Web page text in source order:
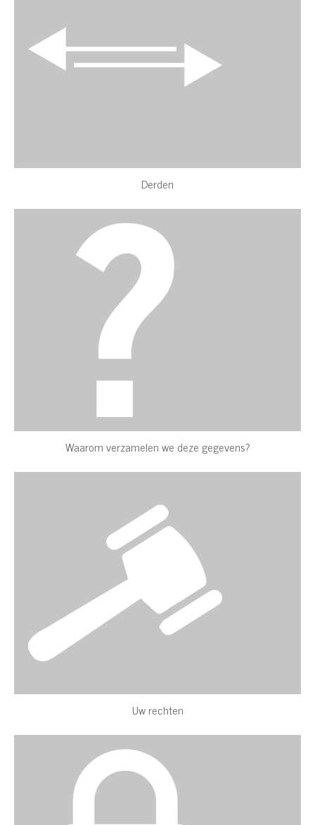
Derden
Waarom verzamelen we deze gegevens?
Uw rechten